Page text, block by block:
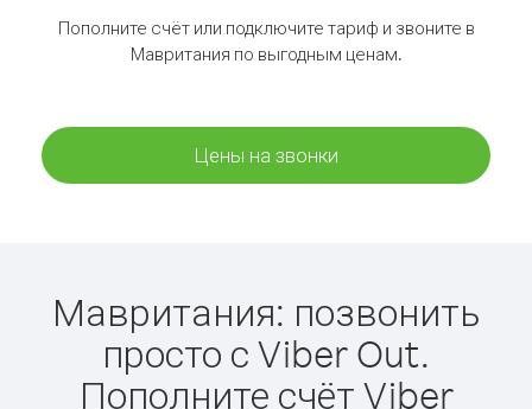
Пополните счёт или подключите тариф и звоните в
Мавритания по выгодным ценам.
Цены на звонки
Мавритания: позвонить
просто с Viber Out.
Пополните счёт Viber